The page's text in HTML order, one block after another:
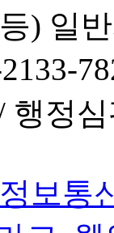
) 일
행정심